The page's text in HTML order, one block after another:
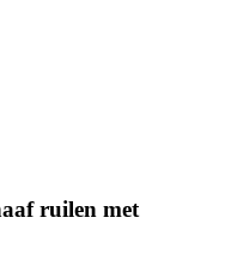
ruilen met